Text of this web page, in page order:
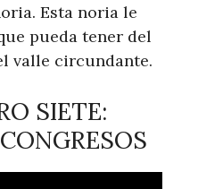
Esta noria le
pueda tener del
valle circundante.
SIETE: